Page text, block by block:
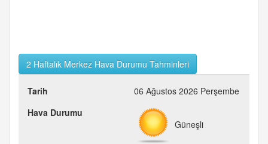
2 Haftalık Merkez Hava Durumu Tahminleri
06 Ağustos 2026 Perşembe
Güneşli